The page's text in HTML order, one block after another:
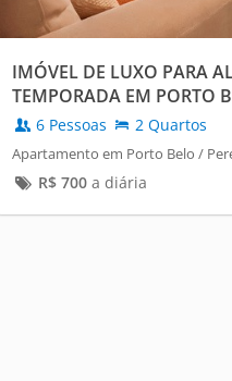
IMÓVEL DE LUXO PARA
TEMPORADA EM PORTO
6 Pessoas 2 Quartos
Apartamento em Porto Belo /
R$ 700a diária